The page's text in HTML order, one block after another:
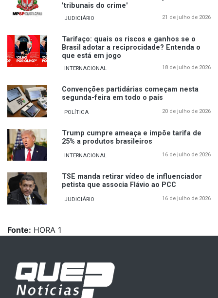
'tribunais do crime'
JUDICIÁRIO 21 de julho de 2026
Tarifaço: quais os riscos e ganhos se o
Brasil adotar a reciprocidade? Entenda o
que está em jogo
INTERNACIONAL 18 de julho de 2026
Convenções partidárias começam nesta
segunda-feira em todo o país
POLÍTICA 20 de julho de 2026
Trump cumpre ameaça e impõe tarifa de
25% a produtos brasileiros
INTERNACIONAL 16 de julho de 2026
TSE manda retirar vídeo de influenciador
petista que associa Flávio ao PCC
JUDICIÁRIO 16 de julho de 2026
Fonte: HORA 1